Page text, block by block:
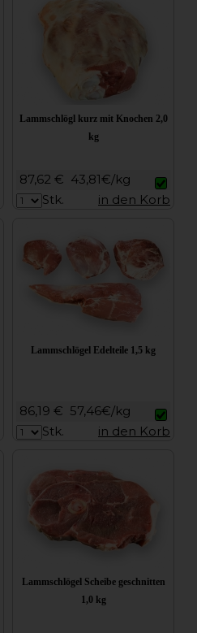
Lammschlögl kurz mit Knochen 2,0
kg
87,62 € 43,81€/kg
Stk.
in den Korb
Lammschlögel Edelteile 1,5 kg
86,19 € 57,46€/kg
Stk.
in den Korb
Lammschlögel Scheibe geschnitten
1,0 kg